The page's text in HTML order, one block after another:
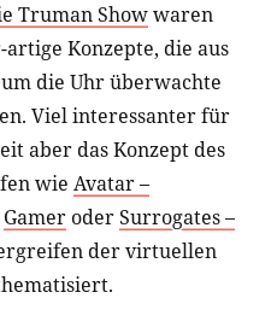
Truman Showwaren
Konzepte, die aus
die Uhr überwachte
Viel interessanter für
aber das Konzept des
wie Avatar –
Gamer oderSurrogates –
der virtuellen